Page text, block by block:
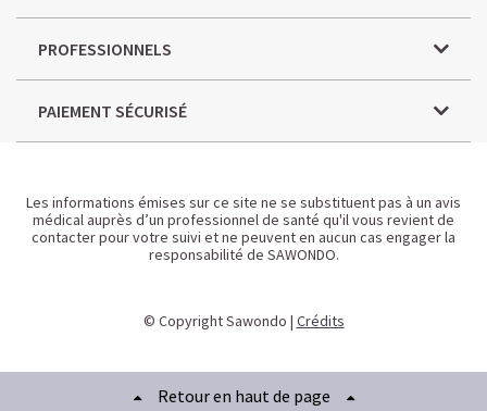
PROFESSIONNELS
PAIEMENT SÉCURISÉ
Les informations émises sur ce site ne se substituent pas à un avis
médical auprès d’un professionnel de santé qu'il vous revient de
contacter pour votre suivi et ne peuvent en aucun cas engager la
responsabilité de SAWONDO.
© Copyright Sawondo | Crédits
Retour en haut de page